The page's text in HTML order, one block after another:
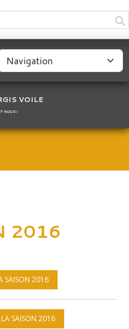
VOILE
NOUS !
2016
SAISON 2016
SAISON 2016